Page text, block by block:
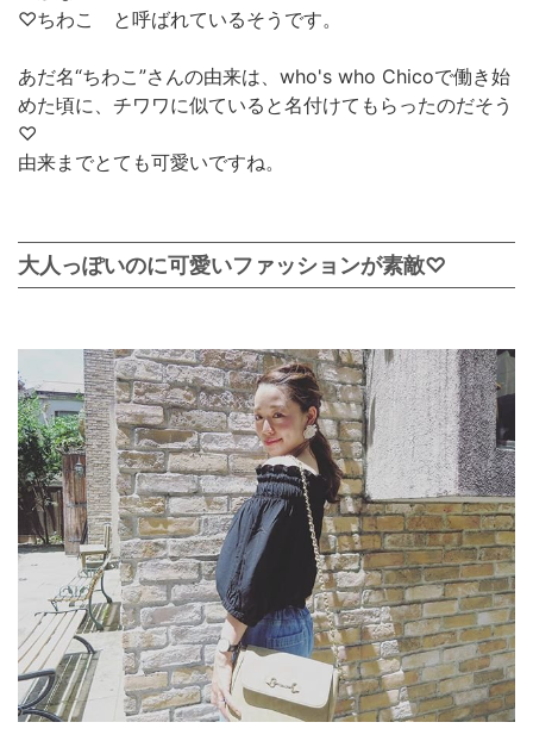
♡ちわこ と呼ばれているそうです。
あだ名“ちわこ”さんの由来は、who's who Chicoで働き始
めた頃に、チワワに似ていると名付けてもらったのだそう
♡
由来までとても可愛いですね。
大人っぽいのに可愛いファッションが素敵♡